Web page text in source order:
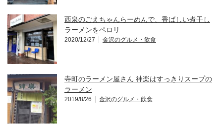
西泉のごえちゃんらーめんで、香ばしい煮干し
ラーメンをペロリ
2020/12/27 金沢のグルメ・飲食
寺町のラーメン屋さん 神楽はすっきりスープの
ラーメン
2019/8/26 金沢のグルメ・飲食